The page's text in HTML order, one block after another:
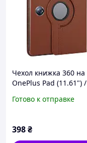
Чехол книжка 360 на
OnePlus Pad (11.61") /
Готово к отправке
398₴